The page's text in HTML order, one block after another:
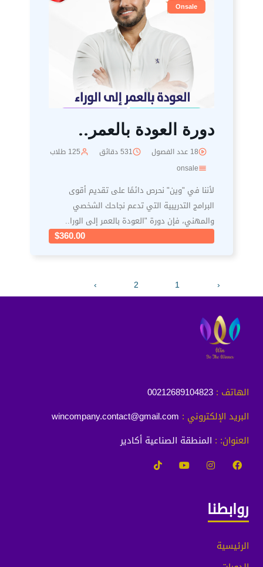
Onsale
دورة العودة بالعمر..
18 عدد الفصول 531 دقائق
125 طلاب
onsale
لأننا في "وين" نحرص دائمًا على تقديم أقوى
البرامج التدريبية التي تدعم نجاحك الشخصي
والمهني، فإن دورة "العودة بالعمر إلى الورا..
$360.00
‹
1
2
›
الهاتف : 00212689104823
البريد الإلكتروني : wincompany.contact@gmail.com
العنوان: : المنطقة الصناعية أكادير
روابطنا
الرئيسية